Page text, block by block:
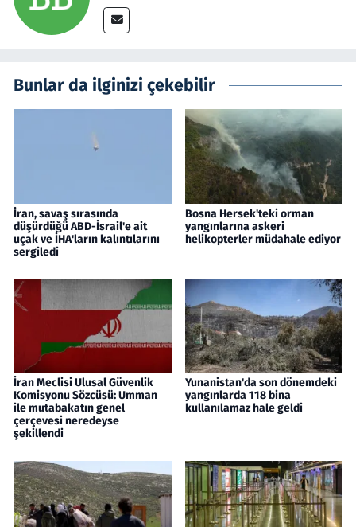
Bunlar da ilginizi çekebilir
İran, savaş sırasında
düşürdüğü ABD-İsrail'e ait
uçak ve İHA'ların kalıntılarını
sergiledi
Bosna Hersek'teki orman
yangınlarına askeri
helikopterler müdahale ediyor
İran Meclisi Ulusal Güvenlik
Komisyonu Sözcüsü: Umman
ile mutabakatın genel
çerçevesi neredeyse
şekillendi
Yunanistan'da son dönemdeki
yangınlarda 118 bina
kullanılamaz hale geldi